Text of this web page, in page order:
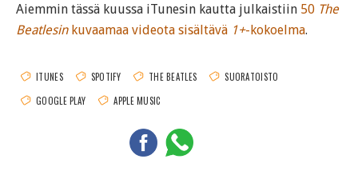
Aiemmin tässä kuussa iTunesin kautta julkaistiin 50 The
Beatlesinkuvaamaa videota sisältävä 1+-kokoelma.
ITUNES SPOTIFY THE BEATLES
SUORATOISTO
GOOGLE PLAY
APPLE MUSIC